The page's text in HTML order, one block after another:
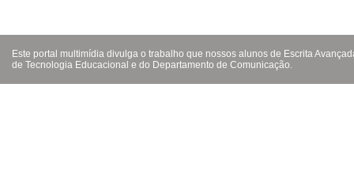
Este portal multimídia divulga o trabalho que nossos alunos de Escrita
de Tecnologia Educacional e do Departamento de Comunicação.